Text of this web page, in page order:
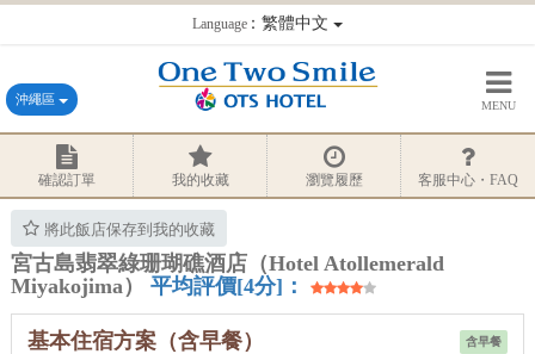
Language：繁體中文
沖繩區 MENU
確認訂單 我的收藏 瀏覽履歷 客服中心・FAQ
將此飯店保存到我的收藏
宮古島翡翠綠珊瑚礁酒店（Hotel Atollemerald
Miyakojima） 平均評價[4分]：
含早餐
基本住宿方案（含早餐）